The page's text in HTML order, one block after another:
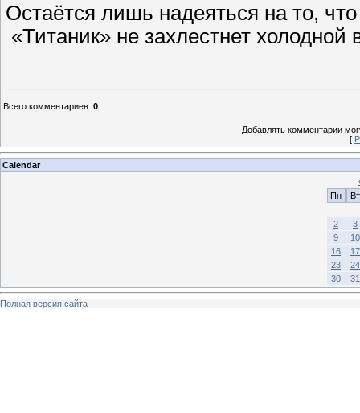
Остаётся лишь надеяться на то,
«Титаник» не захлестнет холодной
Всего комментариев: 0
Добавлять комментарии
[
Calendar
Пн
Вт
2
3
9
10
16
17
23
24
30
31
Полная версия сайта